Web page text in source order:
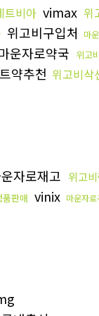
트비아 vimax 위
위고비구입처 마
운자로약국 위고
약추천 위고비삭
자로재고 위고
품판매 vinix 마운자